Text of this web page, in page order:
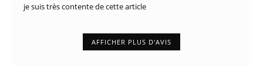
je suis très contente de cette article
AFFICHER PLUS D'AVIS